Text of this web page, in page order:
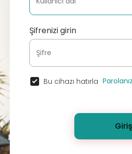
Şifrenizi girin
Bu cihazı hatırla